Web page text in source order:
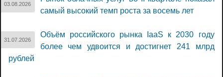
03.08.2026
самый высокий темп роста за восемь лет
31.07.2026
Объём российского рынка IaaS к 2030 году
более чем удвоится и достигнет 241 млрд
рублей